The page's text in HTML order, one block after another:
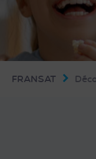
FRANSAT